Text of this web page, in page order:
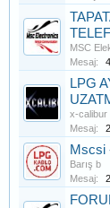
MSC
Mesaj:
4
LPG
x-calibur
Mesaj:
Mscsi
Barış b
Mesaj:
2